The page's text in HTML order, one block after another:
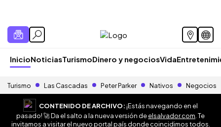
InicioNoticiasTurismoDinero y negociosVida
Turismo Las Cascadas Peter Parker Nativos Negocios
CONTENIDO DE ARCHIVO:¡Estás navegando en el
pasado! 🚀 Da el salto a la nueva versión deelsalvador.com . Te
invitamos a visitar el nuevo portal país donde coincidimos todos.